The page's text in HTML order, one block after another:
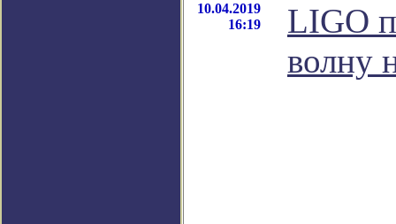
10.04.2019
16:19
LIGO
волну